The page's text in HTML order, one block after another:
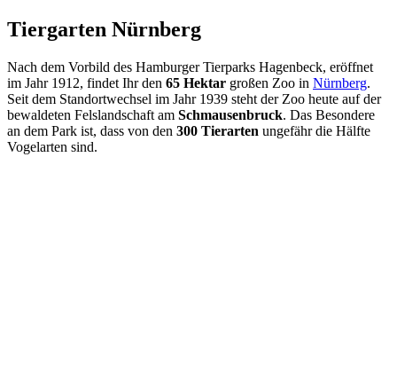
Tiergarten Nürnberg
Nach dem Vorbild des Hamburger Tierparks Hagenbeck, eröffnet
im Jahr 1912, findet Ihr den 65 Hektar großen Zoo in Nürnberg.
Seit dem Standortwechsel im Jahr 1939 steht der Zoo heute auf der
bewaldeten Felslandschaft am Schmausenbruck. Das Besondere
an dem Park ist, dass von den 300 Tierarten ungefähr die Hälfte
Vogelarten sind.